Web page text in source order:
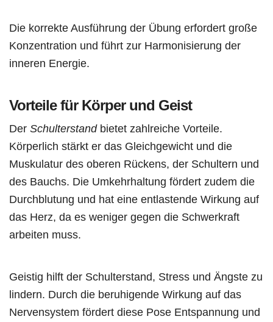
Die korrekte Ausführung der Übung erfordert große
Konzentration und führt zur Harmonisierung der
inneren Energie.
Vorteile für Körper und Geist
Der Schulterstandbietet zahlreiche Vorteile.
Körperlich stärkt er das Gleichgewicht und die
Muskulatur des oberen Rückens, der Schultern und
des Bauchs. Die Umkehrhaltung fördert zudem die
Durchblutung und hat eine entlastende Wirkung auf
das Herz, da es weniger gegen die Schwerkraft
arbeiten muss.
Geistig hilft der Schulterstand, Stress und Ängste zu
lindern. Durch die beruhigende Wirkung auf das
Nervensystem fördert diese Pose Entspannung und